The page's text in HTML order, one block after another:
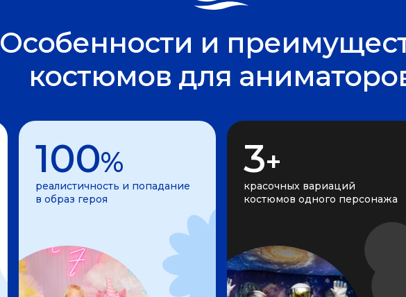
Особенности и
костюмов для
100%
реалистичность и попадание
в образ героя
3+
красочных вариаций
костюмов одного персонажа